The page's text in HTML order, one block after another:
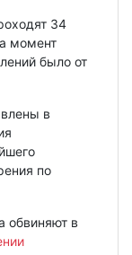
34
момент
было от
в
по
обвиняют в